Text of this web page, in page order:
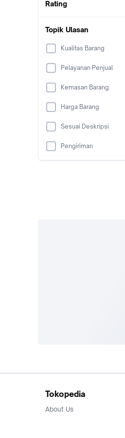
Rating
Topik Ulasan
Kualitas Barang
Pelayanan Penjual
Kemasan Barang
Harga Barang
Sesuai Deskripsi
Pengiriman
Tokopedia
About Us